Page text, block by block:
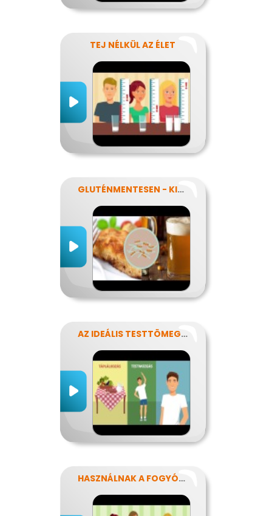
TEJ NÉLKÜL AZ ÉLET
GLUTÉNMENTESEN - KINEK IS?!
AZ IDEÁLIS TESTTÖMEG TITKAI
HASZNÁLNAK A FOGYÓKÚRÁK?